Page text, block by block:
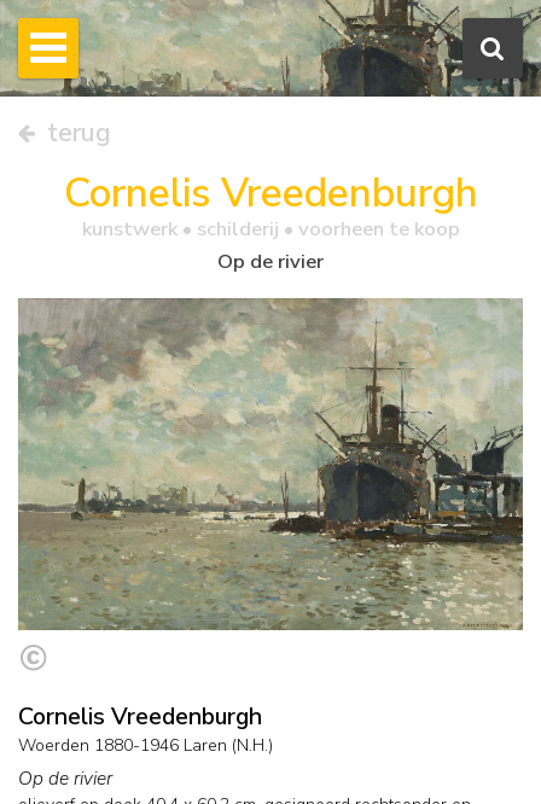
terug
Cornelis Vreedenburgh
kunstwerk • schilderij • voorheen te koop
Op de rivier
Cornelis Vreedenburgh
Woerden 1880-1946 Laren (N.H.)
Op de rivier